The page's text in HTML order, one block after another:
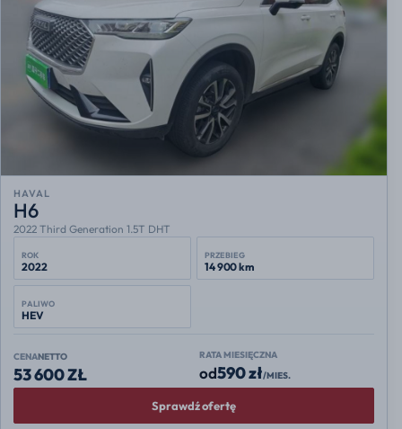
HAVAL
H6
2022 Third Generation 1.5T DHT
ROK
2022
PRZEBIEG
14 900 km
PALIWO
HEV
CENANETTO
53 600 ZŁ
RATA MIESIĘCZNA
od590 zł/MIES.
Sprawdź ofertę